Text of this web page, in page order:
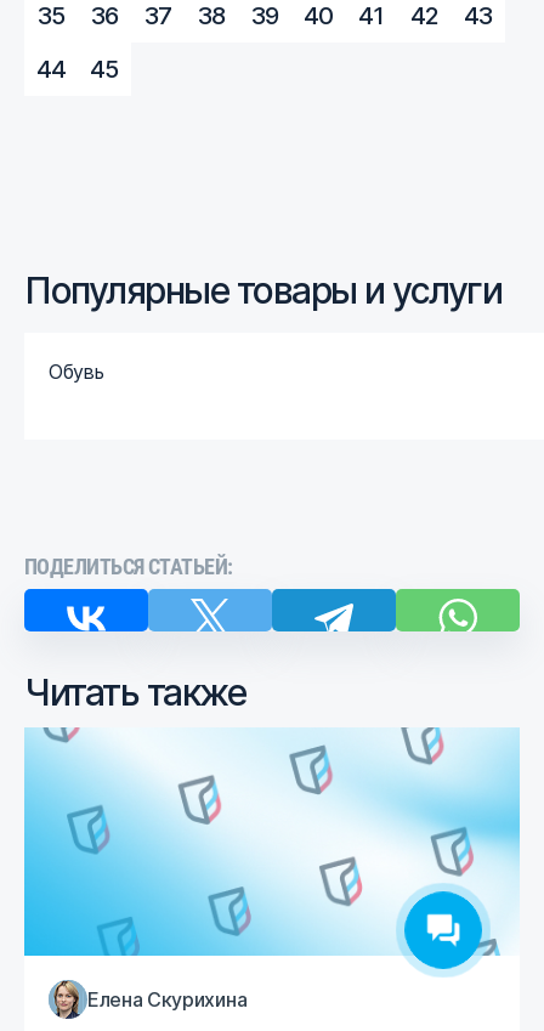
35 36 37 38 39 40 41 42
43
44
45
Популярные товары и услуги
Обувь
ПОДЕЛИТЬСЯ СТАТЬЕЙ:
Читать также
Елена Скурихина